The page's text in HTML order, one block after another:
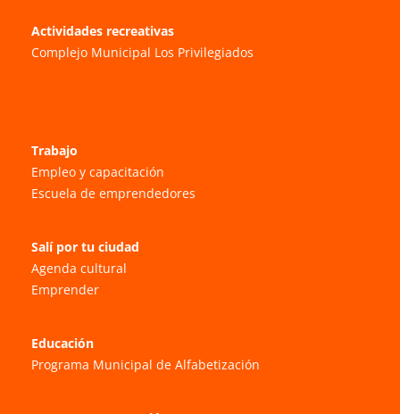
Actividades recreativas
Complejo Municipal Los Privilegiados
Trabajo
Empleo y capacitación
Escuela de emprendedores
Salí por tu ciudad
Agenda cultural
Emprender
Educación
Programa Municipal de Alfabetización